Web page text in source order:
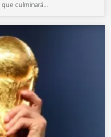
culminará...